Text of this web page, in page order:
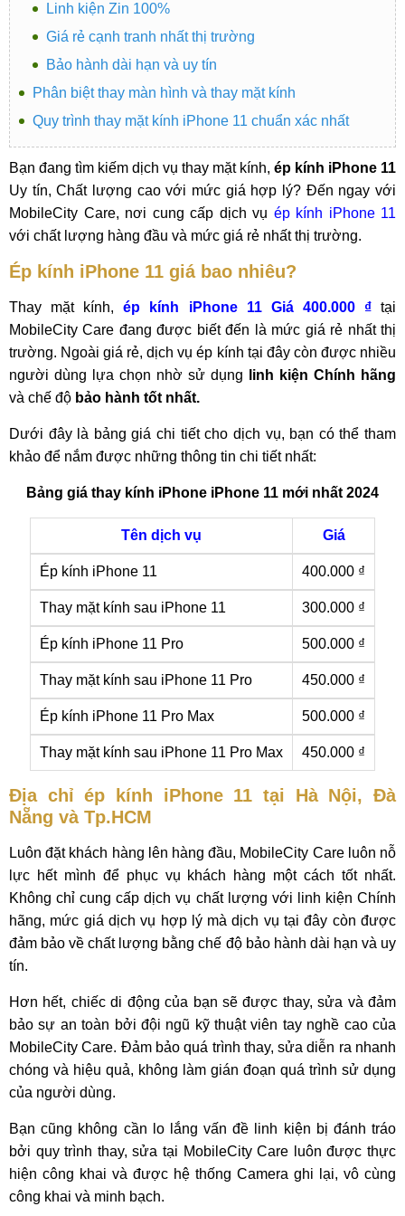
Linh kiện Zin 100%
Giá rẻ cạnh tranh nhất thị trường
Bảo hành dài hạn và uy tín
Phân biệt thay màn hình và thay mặt kính
Quy trình thay mặt kính iPhone 11 chuẩn xác nhất
Bạn đang tìm kiếm dịch vụ thay mặt kính, ép kính iPhone 11
Uy tín, Chất lượng cao với mức giá hợp lý? Đến ngay với
MobileCity Care, nơi cung cấp dịch vụ ép kính iPhone 11
với chất lượng hàng đầu và mức giá rẻ nhất thị trường.
Ép kính iPhone 11 giá bao nhiêu?
Thay mặt kính,ép kính iPhone 11 Giá 400.000 ₫tại
MobileCity Care đang được biết đến là mức giá rẻ nhất thị
trường. Ngoài giá rẻ, dịch vụ ép kính tại đây còn được nhiều
người dùng lựa chọn nhờ sử dụng
linh kiện Chính hãng
và chế độ bảo hành tốt nhất.
Dưới đây là bảng giá chi tiết cho dịch vụ, bạn có thể tham
khảo để nắm được những thông tin chi tiết nhất:
Bảng giá thay kính iPhone iPhone 11 mới nhất 2024
Tên dịch vụ Giá
Ép kính iPhone 11 400.000 ₫
Thay mặt kính sau iPhone 11 300.000 ₫
Ép kính iPhone 11 Pro 500.000 ₫
Thay mặt kính sau iPhone 11 Pro 450.000 ₫
Ép kính iPhone 11 Pro Max 500.000 ₫
Thay mặt kính sau iPhone 11 Pro Max 450.000 ₫
Địa chỉ ép kính iPhone 11 tại Hà Nội, Đà
Nẵng và Tp.HCM
Luôn đặt khách hàng lên hàng đầu, MobileCity Care luôn nỗ
lực hết mình để phục vụ khách hàng một cách tốt nhất.
Không chỉ cung cấp dịch vụ chất lượng với linh kiện Chính
hãng, mức giá dịch vụ hợp lý mà dịch vụ tại đây còn được
đảm bảo về chất lượng bằng chế độ bảo hành dài hạn và uy
tín.
Hơn hết, chiếc di động của bạn sẽ được thay, sửa và đảm
bảo sự an toàn bởi đội ngũ kỹ thuật viên tay nghề cao của
MobileCity Care. Đảm bảo quá trình thay, sửa diễn ra nhanh
chóng và hiệu quả, không làm gián đoạn quá trình sử dụng
của người dùng.
Bạn cũng không cần lo lắng vấn đề linh kiện bị đánh tráo
bởi quy trình thay, sửa tại MobileCity Care luôn được thực
hiện công khai và được hệ thống Camera ghi lại, vô cùng
công khai và minh bạch.